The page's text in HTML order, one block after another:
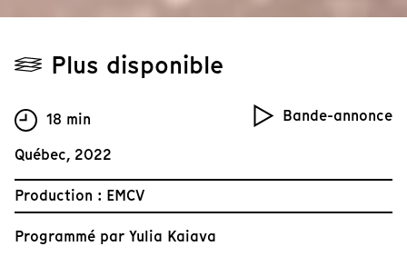
Plus disponible
Bande-annonce
18 min
Québec, 2022
Production : EMCV
Programmé par Yulia Kaiava